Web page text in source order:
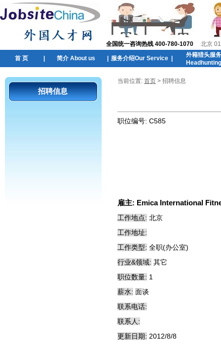
全国统一咨询热线 400-780-1070 北京
首 页 简介 About us 服务介绍Our Service
外籍猎头服
招聘信息
当前位置: 首页 > 招聘信息
职位编号: C585
雇主: Emica International
工作地点: 北京
工作地址:
工作类型: 全职(办公室)
行业&领域: 其它
职位数量: 1
薪水: 面谈
联系电话:
联系人:
更新日期: 2012/8/8